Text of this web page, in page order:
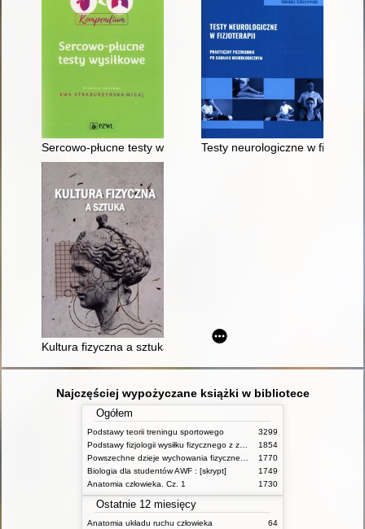
Sercowo-płucne testy wysiłkowe : kompendium
Testy neurologiczne w
Kultura fizyczna a sztuka : praca zbiorowa
Najczęściej wypożyczane książki w bibliotece
Ogółem
Podstawy teorii treningu sportowego
3299
1854
1770
Biologia dla studentów AWF : [skrypt]
1749
Anatomia człowieka. Cz. 1
1730
Ostatnie 12 miesięcy
Anatomia układu ruchu człowieka
64